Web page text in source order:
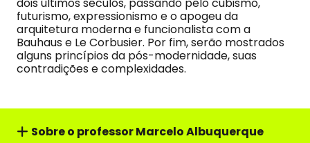
dois últimos séculos, passando pelo cubismo,
futurismo, expressionismo e o apogeu da
arquitetura moderna e funcionalista com a
Bauhaus e Le Corbusier. Por fim, serão mostrados
alguns princípios da pós-modernidade, suas
contradições e complexidades.
Sobre o professorMarcelo Albuquerque